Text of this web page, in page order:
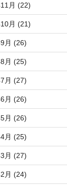
月 (22)
月 (21)
月 (26)
月 (25)
月 (27)
月 (26)
月 (26)
月 (25)
月 (27)
月 (24)